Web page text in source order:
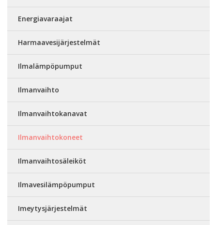
Energiavaraajat
Harmaavesijärjestelmät
Ilmalämpöpumput
Ilmanvaihto
Ilmanvaihtokanavat
Ilmanvaihtokoneet
Ilmanvaihtosäleiköt
Ilmavesilämpöpumput
Imeytysjärjestelmät